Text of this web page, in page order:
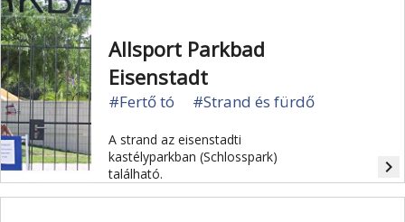
Allsport Parkbad
Eisenstadt
#Fertő tó #Strand és fürdő
A strand az eisenstadti
kastélyparkban (Schlosspark)
található.
navigate_next